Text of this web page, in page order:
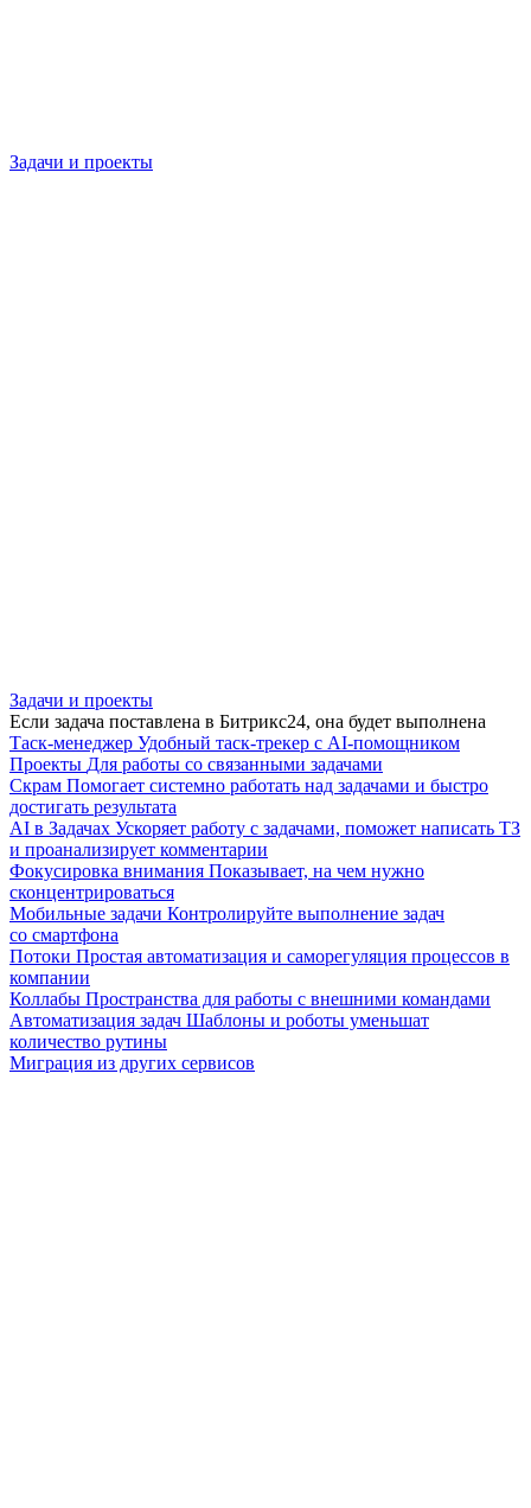
Задачи и проекты
Задачи и проекты
Если задача поставлена в Битрикс24, она будет выполнена
Таск-менеджер Удобный таск-трекер с AI-помощником
Проекты Для работы со связанными задачами
Скрам Помогает системно работать над задачами и быстро
достигать результата
AI в Задачах Ускоряет работу с задачами, поможет написать ТЗ
и проанализирует комментарии
Фокусировка внимания Показывает, на чем нужно
сконцентрироваться
Мобильные задачи Контролируйте выполнение задач
со смартфона
Потоки Простая автоматизация и саморегуляция процессов в
компании
Коллабы Пространства для работы с внешними командами
Автоматизация задач Шаблоны и роботы уменьшат
количество рутины
Миграция из других сервисов